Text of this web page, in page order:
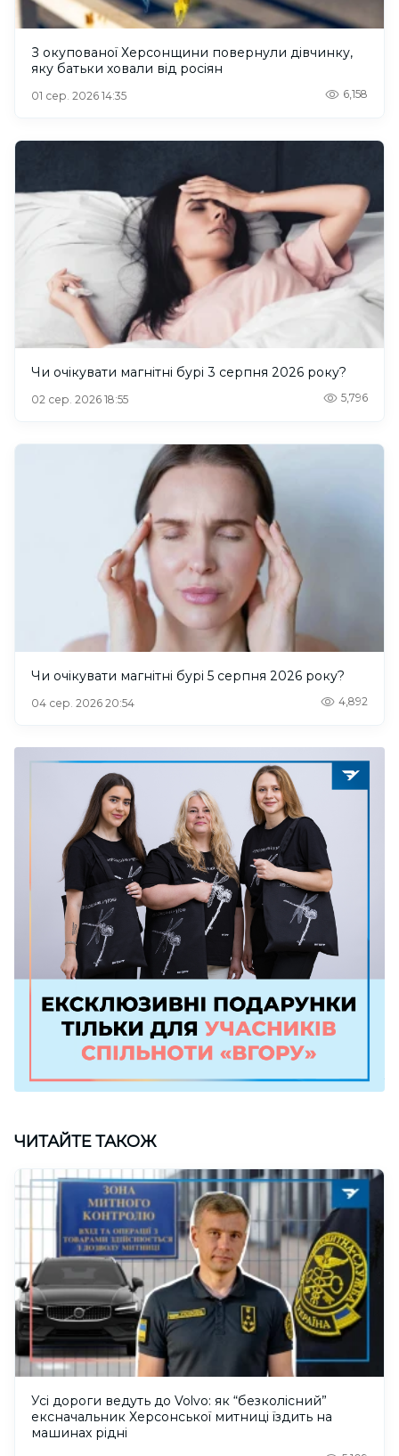
З окупованої Херсонщини повернули дівчинку,
яку батьки ховали від росіян
01 сер. 2026 14:35 6,158
Чи очікувати магнітні бурі 3 серпня 2026 року?
02 сер. 2026 18:55 5,796
Чи очікувати магнітні бурі 5 серпня 2026 року?
04 сер. 2026 20:54 4,892
ЧИТАЙТЕ ТАКОЖ
Усі дороги ведуть до Volvo: як “безколісний”
ексначальник Херсонської митниці їздить на
машинах рідні